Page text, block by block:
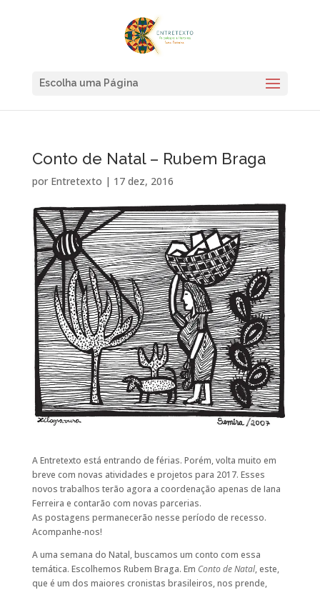
Escolha uma Página
Conto de Natal – Rubem Braga
por Entretexto | 17 dez, 2016
A Entretexto está entrando de férias. Porém, volta muito em
breve com novas atividades e projetos para 2017. Esses
novos trabalhos terão agora a coordenação apenas de Iana
Ferreira e contarão com novas parcerias.
As postagens permanecerão nesse período de recesso.
Acompanhe-nos!
A uma semana do Natal, buscamos um conto com essa
temática. Escolhemos Rubem Braga. Em Conto de Natal, este,
que é um dos maiores cronistas brasileiros, nos prende,